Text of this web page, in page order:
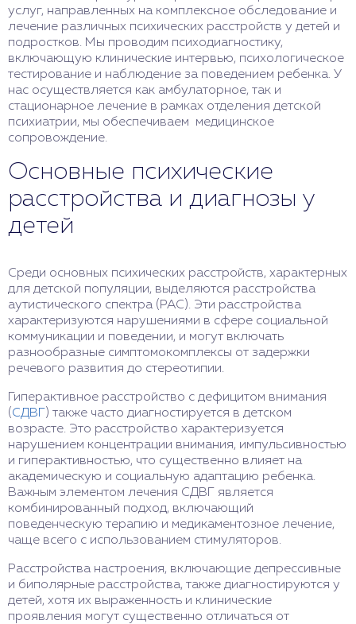
услуг, направленных на комплексное обследование и
лечение различных психических расстройств у детей и
подростков. Мы проводим психодиагностику,
включающую клинические интервью, психологическое
тестирование и наблюдение за поведением ребенка. У
нас осуществляется как амбулаторное, так и
стационарное лечение в рамках отделения детской
психиатрии, мы обеспечиваем медицинское
сопровождение.
Основные психические
расстройства и диагнозы у
детей
Среди основных психических расстройств, характерных
для детской популяции, выделяются расстройства
аутистического спектра (РАС). Эти расстройства
характеризуются нарушениями в сфере социальной
коммуникации и поведении, и могут включать
разнообразные симптомокомплексы от задержки
речевого развития до стереотипии.
Гиперактивное расстройство с дефицитом внимания
(СДВГ
) также часто диагностируется в детском
возрасте. Это расстройство характеризуется
нарушением концентрации внимания, импульсивностью
и гиперактивностью, что существенно влияет на
академическую и социальную адаптацию ребенка.
Важным элементом лечения СДВГ является
комбинированный подход, включающий
поведенческую терапию и медикаментозное лечение,
чаще всего с использованием стимуляторов.
Расстройства настроения, включающие депрессивные
и биполярные расстройства, также диагностируются у
детей, хотя их выраженность и клинические
проявления могут существенно отличаться от